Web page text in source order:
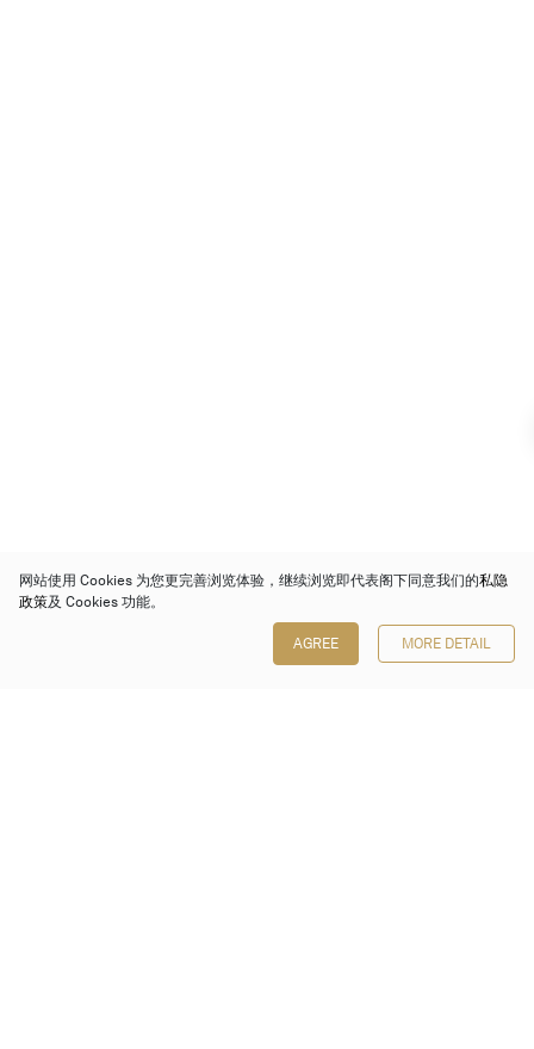
网站使用 Cookies 为您更完善浏览体验，继续浏览即代表阁下同意我们的私隐
政策及 Cookies 功能。
AGREE MORE DETAIL